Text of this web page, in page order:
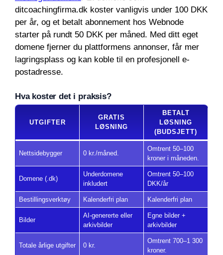
ditcoachingfirma.dk koster vanligvis under 100 DKK
per år, og et betalt abonnement hos Webnode
starter på rundt 50 DKK per måned. Med ditt eget
domene fjerner du plattformens annonser, får mer
lagringsplass og kan koble til en profesjonell e-
postadresse.
Hva koster det i praksis?
UTGIFTER
GRATIS
LØSNING
BETALT
LØSNING
(BUDSJETT)
Nettsidebygger 0 kr./måned.
Omtrent 50–100
kroner i måneden.
Domene (.dk)
Underdomene
inkludert
Omtrent 50–100
DKK/år
Bestillingsverktøy Kalenderfri plan Kalenderfri plan
Bilder
AI-genererte eller
arkivbilder
Egne bilder +
arkivbilder
Totale årlige utgifter 0 kr.
Omtrent 700–1 300
kroner.